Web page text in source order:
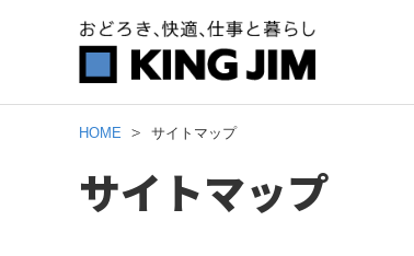
HOME サイトマップ
サイトマップ